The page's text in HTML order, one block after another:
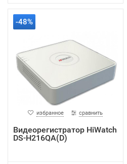
-48%
избранное сравнить
Видеорегистратор HiWatch
DS-H216QA(D)